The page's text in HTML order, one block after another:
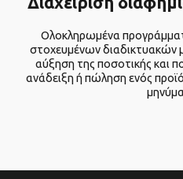
Ολοκληρωμένα
στοχευμένων διαδικτυακών
αύξηση της ποσοτικής και
ανάδειξη ή πώληση ενός